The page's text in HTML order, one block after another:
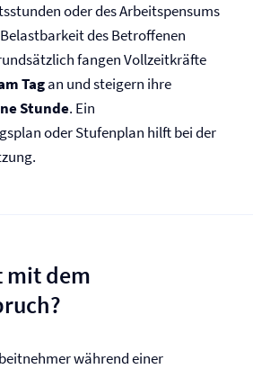
oder des Arbeitspensums
des Betroffenen
fangen Vollzeitkräfte
Tagan und steigern ihre
Stunde. Ein
oder Stufenplan hilft bei der
mit dem
während einer